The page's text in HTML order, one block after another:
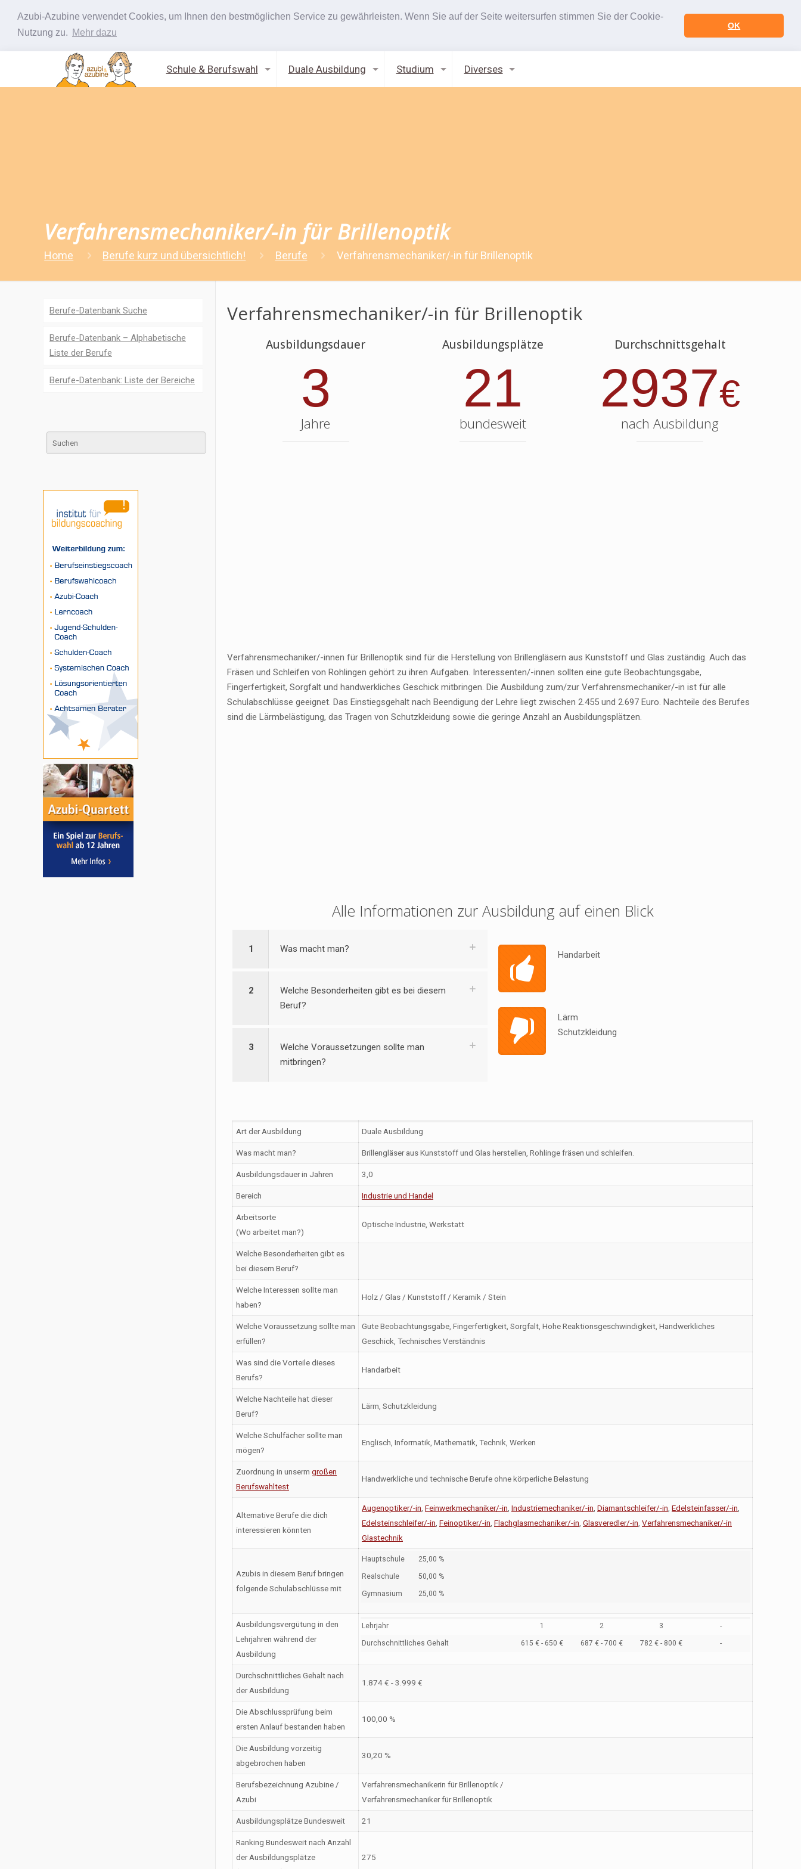
Azubi-Azubine verwendet Cookies, um Ihnen den bestmöglichen Service zu gewährleisten. Wenn Sie auf der Seite weitersurfen stimmen Sie der Cookie-
Nutzung zu. Mehr dazu
OK
Schule & Berufswahl Duale Ausbildung Studium Diverses
Verfahrensmechaniker/-in für Brillenoptik
Home Berufe kurz und übersichtlich! Berufe Verfahrensmechaniker/-in für Brillenoptik
Verfahrensmechaniker/-in für Brillenoptik
Ausbildungsdauer
3
Jahre
Ausbildungsplätze
21
bundesweit
Durchschnittsgehalt
2937€
nach Ausbildung
Verfahrensmechaniker/-innen für Brillenoptik sind für die Herstellung von Brillengläsern aus Kunststoff und Glas zuständig. Auch das
Fräsen und Schleifen von Rohlingen gehört zu ihren Aufgaben. Interessenten/-innen sollten eine gute Beobachtungsgabe,
Fingerfertigkeit, Sorgfalt und handwerkliches Geschick mitbringen. Die Ausbildung zum/zur Verfahrensmechaniker/-in ist für alle
Schulabschlüsse geeignet. Das Einstiegsgehalt nach Beendigung der Lehre liegt zwischen 2.455 und 2.697 Euro. Nachteile des Berufes
sind die Lärmbelästigung, das Tragen von Schutzkleidung sowie die geringe Anzahl an Ausbildungsplätzen.
Alle Informationen zur Ausbildung auf einen Blick
1 Was macht man?
2
Welche Besonderheiten gibt es bei diesem
Beruf?
3
Welche Voraussetzungen sollte man
mitbringen?
Handarbeit
Lärm
Schutzkleidung
Art der Ausbildung Duale Ausbildung
Was macht man? Brillengläser aus Kunststoff und Glas herstellen, Rohlinge fräsen und schleifen.
Ausbildungsdauer in Jahren 3,0
Bereich Industrie und Handel
Arbeitsorte
(Wo arbeitet man?)
Optische Industrie, Werkstatt
Welche Besonderheiten gibt es
bei diesem Beruf?
Welche Interessen sollte man
haben?
Holz / Glas / Kunststoff / Keramik / Stein
Welche Voraussetzung sollte man
erfüllen?
Gute Beobachtungsgabe, Fingerfertigkeit, Sorgfalt, Hohe Reaktionsgeschwindigkeit, Handwerkliches
Geschick, Technisches Verständnis
Was sind die Vorteile dieses
Berufs?
Handarbeit
Welche Nachteile hat dieser
Beruf?
Lärm, Schutzkleidung
Welche Schulfächer sollte man
mögen?
Englisch, Informatik, Mathematik, Technik, Werken
Zuordnung in unserm großen
Berufswahltest
Handwerkliche und technische Berufe ohne körperliche Belastung
Alternative Berufe die dich
interessieren könnten
Augenoptiker/-in Feinwerkmechaniker/-in Industriemechaniker/-in Diamantschleifer/-in Edelsteinfasser/-in
Edelsteinschleifer/-in Feinoptiker/-in Flachglasmechaniker/-in Glasveredler/-in Verfahrensmechaniker/-in
Glastechnik
Azubis in diesem Beruf bringen
folgende Schulabschlüsse mit
Hauptschule 25,00 %
Realschule 50,00 %
Gymnasium 25,00 %
Ausbildungsvergütung in den
Lehrjahren während der
Ausbildung
Lehrjahr 1 2 3 -
Durchschnittliches Gehalt 615 € - 650 € 687 € - 700 € 782 € - 800 € -
Durchschnittliches Gehalt nach
der Ausbildung
1.874 € - 3.999 €
Die Abschlussprüfung beim
ersten Anlauf bestanden haben
100,00 %
Die Ausbildung vorzeitig
abgebrochen haben
30,20 %
Berufsbezeichnung Azubine /
Azubi
Verfahrensmechanikerin für Brillenoptik /
Verfahrensmechaniker für Brillenoptik
Ausbildungsplätze Bundesweit 21
Ranking Bundesweit nach Anzahl
der Ausbildungsplätze
275
Berufe-Datenbank Suche
Berufe-Datenbank – Alphabetische
Liste der Berufe
Berufe-Datenbank: Liste der Bereiche